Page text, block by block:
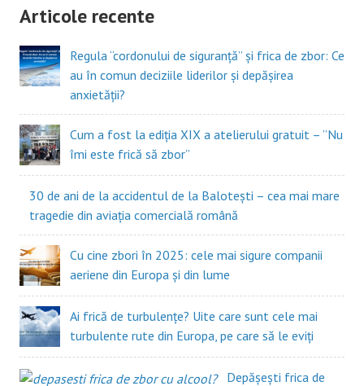
Articole recente
Regula “cordonului de siguranță” și frica de zbor: Ce
au în comun deciziile liderilor și depășirea
anxietății?
Cum a fost la ediția XIX a atelierului gratuit – ”Nu
îmi este frică să zbor”
30 de ani de la accidentul de la Balotești – cea mai mare
tragedie din aviația comercială română
Cu cine zbori în 2025: cele mai sigure companii
aeriene din Europa și din lume
Ai frică de turbulențe? Uite care sunt cele mai
turbulente rute din Europa, pe care să le eviți
Depășești frica de